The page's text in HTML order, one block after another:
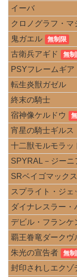
イーバ
クロノグラフ・マ
鬼ガエル
無制限
古衛兵アギド 無
PSYフレームギア
転生炎獣ガゼル
終末の騎士
宿神像ケルドウ
宵星の騎士ギルス
十二獣モルモラッ
SPYRAL－ジーニ
SRベイゴマックス
スプライト・ジェ
ダイナレスラー・
デビル・フランケ
覇王眷竜ダークヴ
朱光の宣告者
無
封印されしエクゾ